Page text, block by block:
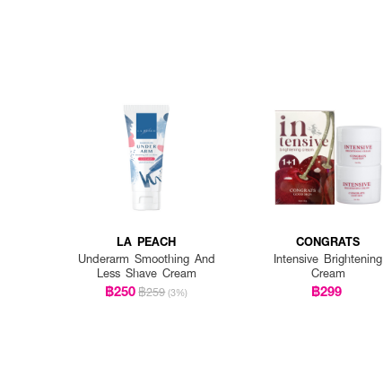
LA PEACH
Underarm Smoothing And
Less Shave Cream
฿250฿259 (3%)
CONGRATS
Intensive Brightening
Cream
฿299